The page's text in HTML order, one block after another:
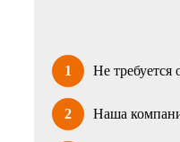
1 Не требуется
2 Наша